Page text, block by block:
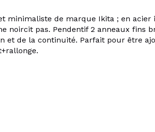
minimaliste de marque Ikita ; en acier
noircit pas. Pendentif 2 anneaux fins
et de la continuité. Parfait pour être